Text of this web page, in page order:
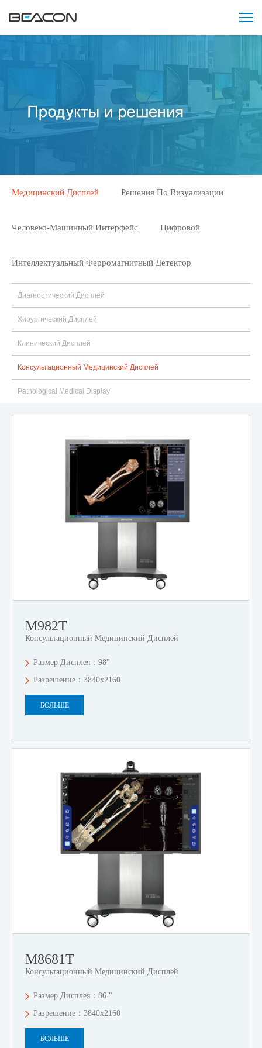
Медицинский Дисплей Решения По Визуализации
Человеко-Машинный Интерфейс Цифровой
Интеллектуальный Ферромагнитный Детектор
Диагностический Дисплей
Хирургический Дисплей
Клинический Дисплей
Консультационный Медицинский Дисплей
Pathological Medical Display
M982T
Консультационный Медицинский Дисплей
Размер Дисплея：98"
Разрешение：3840x2160
БОЛЬШЕ
M8681T
Консультационный Медицинский Дисплей
Размер Дисплея：86 "
Разрешение：3840x2160
БОЛЬШЕ